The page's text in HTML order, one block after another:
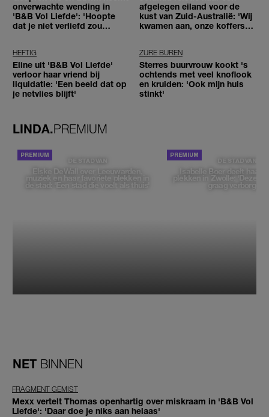
onverwachte wending in
'B&B Vol Liefde': 'Hoopte
dat je niet verliefd zou
afgelegen eiland voor de
kust van Zuid-Australië: 'Wij
kwamen aan, onze koffers
HEFTIG
Eline uit 'B&B Vol Liefde'
verloor haar vriend bij
liquidatie: 'Een beeld dat op
je netvlies blijft'
ZURE BUREN
Sterres buurvrouw kookt 's
ochtends met veel knoflook
en kruiden: 'Ook mijn huis
stinkt'
LINDA.PREMIUM
DE STAD VAN
Elske DeWall over Leeuwarden,
muziek en haar favoriete plekken in
de stad: 'Een stad die voelt als thuis'
DE STAD VAN
Isabelle Boer deelt haar
plekken in Zwolle: 'Deze
graag verborgen'
NET BINNEN
FRAGMENT GEMIST
Mexx vertelt Thomas openhartig over miskraam in 'B&B Vol
Liefde': 'Daar doe je niks aan helaas'